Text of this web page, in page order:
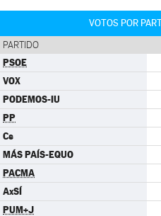
VOTOS POR
PARTIDO
PSOE
VOX
PODEMOS-IU
PP
Cs
MÁS PAÍS-EQUO
PACMA
AxSÍ
PUM+J